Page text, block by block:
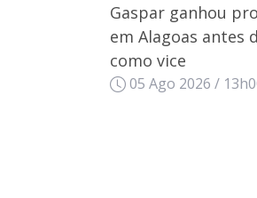
Gaspar ganhou
em Alagoas antes
como vice
05 Ago 2026 /